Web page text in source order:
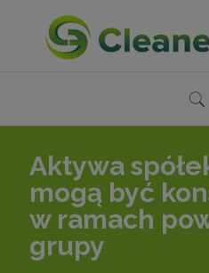
Aktywa
mogą być
w ramach
grupy